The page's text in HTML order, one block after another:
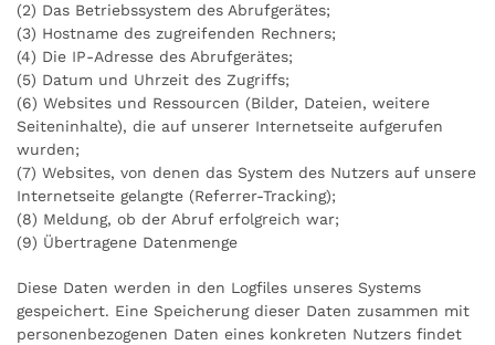
(2) Das Betriebssystem des Abrufgerätes;
(3) Hostname des zugreifenden Rechners;
(4) Die IP-Adresse des Abrufgerätes;
(5) Datum und Uhrzeit des Zugriffs;
(6) Websites und Ressourcen (Bilder, Dateien, weitere
Seiteninhalte), die auf unserer Internetseite aufgerufen
wurden;
(7) Websites, von denen das System des Nutzers auf unsere
Internetseite gelangte (Referrer-Tracking);
(8) Meldung, ob der Abruf erfolgreich war;
(9) Übertragene Datenmenge
Diese Daten werden in den Logfiles unseres Systems
gespeichert. Eine Speicherung dieser Daten zusammen mit
personenbezogenen Daten eines konkreten Nutzers findet